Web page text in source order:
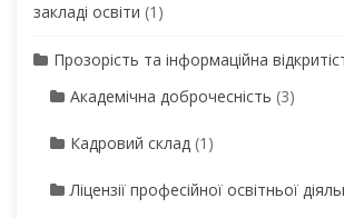
закладі освіти (1)
Прозорість та інформаційна
Академічна доброчесність (3)
Кадровий склад (1)
Ліцензії професійної освітньої